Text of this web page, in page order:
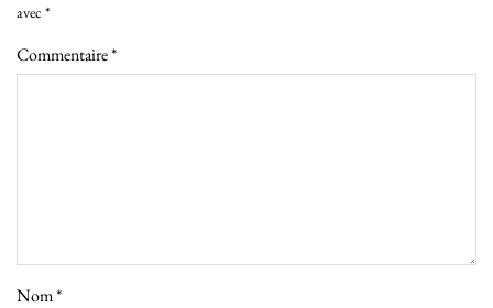
avec *
Commentaire*
Nom*